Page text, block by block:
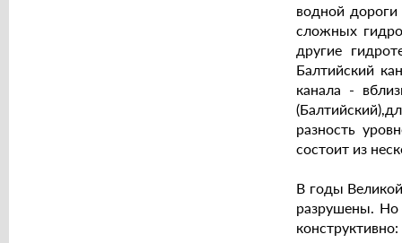
водной
сложных
другие
Балтийский
канала -
разность
состоит из
В годы
разрушены. Но